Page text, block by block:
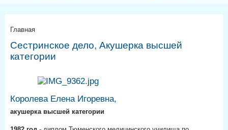
Главная
Сестринское дело, Акушерка высшей
категории
Королева Елена Игоревна,
акушерка высшей категории